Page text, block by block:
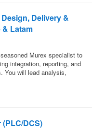
Delivery &
& Latam
Murex specialist to
integration, reporting, and
You will lead analysis,
DCS)